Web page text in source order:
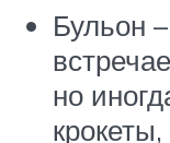
Бульон
но